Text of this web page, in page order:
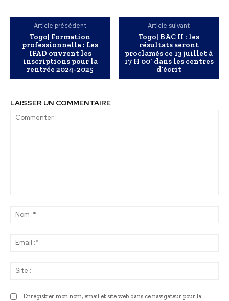
Article précédent
Togo| Formation
professionnelle : Les
IFAD ouvrent les
inscriptions pour la
rentrée 2024-2025
Article suivant
Togo| BAC II : les
résultats seront
proclamés ce 13 juillet à
17 H 00′ dans les centres
d’écrit
LAISSER UN COMMENTAIRE
Enregistrer mon nom, email et site web dans ce navigateur pour la